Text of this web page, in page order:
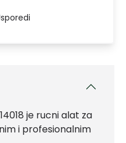
je rucni alat za
i profesionalnim